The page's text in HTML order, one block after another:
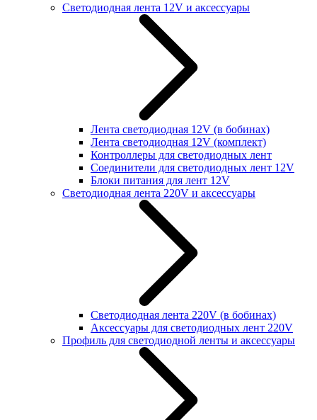
Светодиодная лента 12V и аксессуары
Лента светодиодная 12V (в бобинах)
Лента светодиодная 12V (комплект)
Контроллеры для светодиодных лент
Соединители для светодиодных лент 12V
Блоки питания для лент 12V
Светодиодная лента 220V и аксессуары
Светодиодная лента 220V (в бобинах)
Аксессуары для светодиодных лент 220V
Профиль для светодиодной ленты и аксессуары